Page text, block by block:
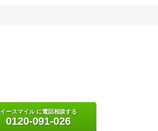
イースマイル に電話相談する
0120-091-026